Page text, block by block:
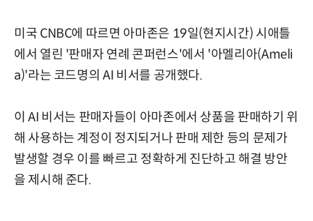
미국 CNBC에 따르면 아마존은 19일(현지시간) 시애틀
에서 열린 '판매자 연례 콘퍼런스'에서 '아멜리아(Ameli
a)'라는 코드명의 AI 비서를 공개했다.
이 AI 비서는 판매자들이 아마존에서 상품을 판매하기 위
해 사용하는 계정이 정지되거나 판매 제한 등의 문제가
발생할 경우 이를 빠르고 정확하게 진단하고 해결 방안
을 제시해 준다.